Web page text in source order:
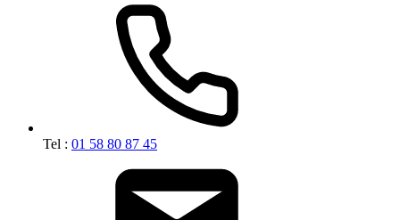
Tel : 01 58 80 87 45